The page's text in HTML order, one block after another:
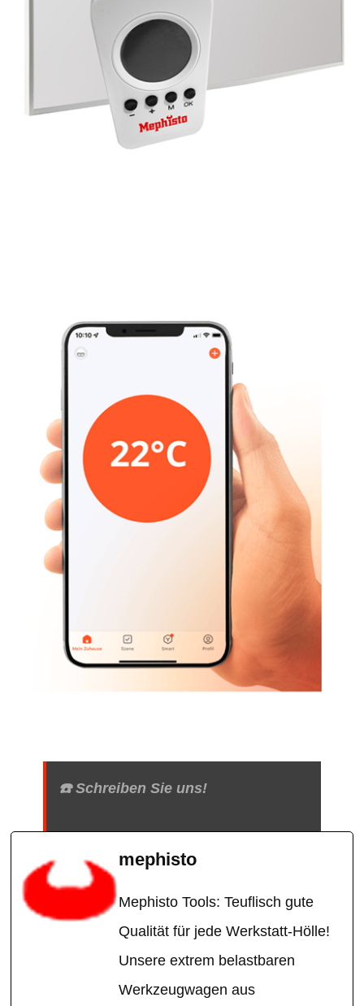
☎️ Schreiben Sie uns!
mephisto
Mephisto Tools: Teuflisch gute
Qualität für jede Werkstatt-Hölle!
Unsere extrem belastbaren
Werkzeugwagen aus